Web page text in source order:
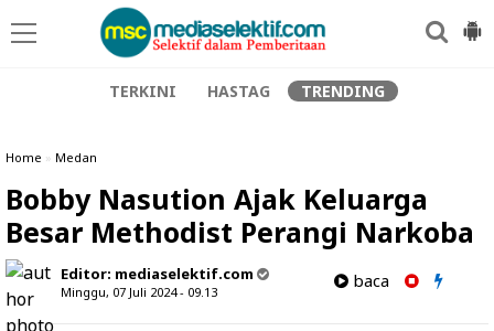
TERKINI HASTAG TRENDING
Home » Medan
Bobby Nasution Ajak Keluarga
Besar Methodist Perangi Narkoba
Editor: mediaselektif.com
Minggu, 07 Juli 2024 - 09.13
baca